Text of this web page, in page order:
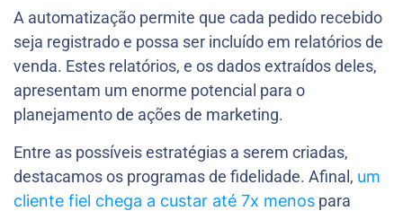
A automatização permite que cada pedido recebido
seja registrado e possa ser incluído em relatórios de
venda. Estes relatórios, e os dados extraídos deles,
apresentam um enorme potencial para o
planejamento de ações de marketing.
Entre as possíveis estratégias a serem criadas,
destacamos os programas de fidelidade. Afinal, um
cliente fiel chega a custar até 7x menos para